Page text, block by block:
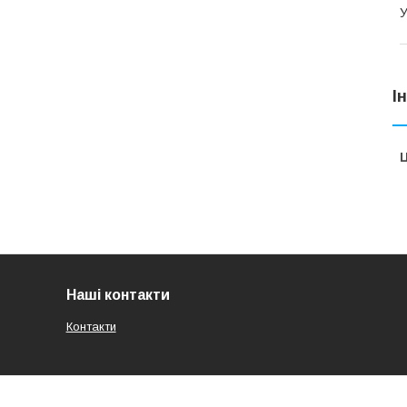
Наші контакти
Контакти